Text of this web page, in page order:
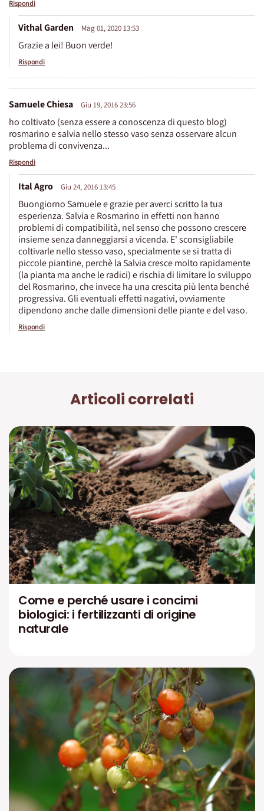
Rispondi
Vithal Garden Mag 01, 2020 13:53
Grazie a lei! Buon verde!
Rispondi
Samuele Chiesa Giu 19, 2016 23:56
ho coltivato (senza essere a conoscenza di questo blog)
rosmarino e salvia nello stesso vaso senza osservare alcun
problema di convivenza...
Rispondi
Ital Agro Giu 24, 2016 13:45
Buongiorno Samuele e grazie per averci scritto la tua
esperienza. Salvia e Rosmarino in effetti non hanno
problemi di compatibilità, nel senso che possono crescere
insieme senza danneggiarsi a vicenda. E' sconsigliabile
coltivarle nello stesso vaso, specialmente se si tratta di
piccole piantine, perchè la Salvia cresce molto rapidamente
(la pianta ma anche le radici) e rischia di limitare lo sviluppo
del Rosmarino, che invece ha una crescita più lenta benché
progressiva. Gli eventuali effetti nagativi, ovviamente
dipendono anche dalle dimensioni delle piante e del vaso.
Rispondi
Articoli correlati
Come e perché usare i concimi
biologici: i fertilizzanti di origine
naturale